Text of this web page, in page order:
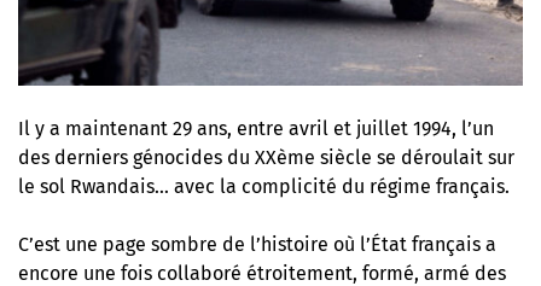
Il y a maintenant 29 ans, entre avril et juillet 1994, l’un
des derniers génocides du XXème siècle se déroulait sur
le sol Rwandais… avec la complicité du régime français.
C’est une page sombre de l’histoire où l’État français a
encore une fois collaboré étroitement, formé, armé des